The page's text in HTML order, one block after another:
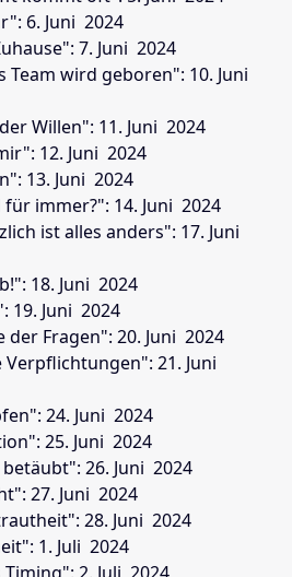
6. Juni 2024
7. Juni 2024
Team wird geboren": 10. Juni
Willen": 11. Juni 2024
12. Juni 2024
13. Juni 2024
immer?": 14. Juni 2024
ist alles anders": 17. Juni
18. Juni 2024
19. Juni 2024
der Fragen": 20. Juni 2024
Verpflichtungen": 21. Juni
24. Juni 2024
25. Juni 2024
26. Juni 2024
27. Juni 2024
28. Juni 2024
1. Juli 2024